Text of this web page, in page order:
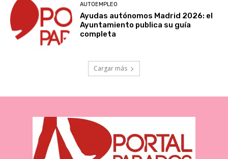
AUTOEMPLEO
Ayudas autónomos Madrid 2026: el
Ayuntamiento publica su guía
completa
Cargar más